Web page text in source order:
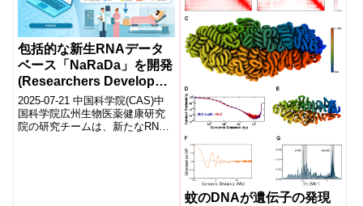
包括的な新生RNAデータ
ベース「NaRaDa」を開発
(Researchers Develop
Comprehensive Nascent
RNA Database: NaRaDa)
2025-07-21 中国科学院(CAS)中
国科学院広州生物医薬健康研究
院の研究チームは、新たなRNA
蚊のDNAが遺伝子の発現